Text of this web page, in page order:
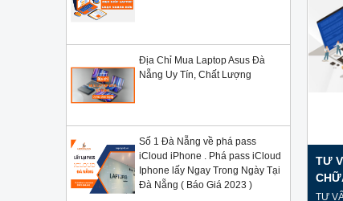
Địa Chỉ Mua Laptop Asus Đà
Nẵng Uy Tín, Chất Lượng
Số 1 Đà Nẵng về phá pass
iCloud iPhone . Phá pass iCloud
Iphone lấy Ngay Trong Ngày Tại
Đà Nẵng ( Báo Giá 2023 )
TƯ
TƯ